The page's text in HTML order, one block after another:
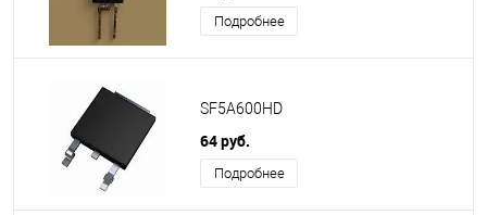
Подробнее
SF5A600HD
64 руб.
Подробнее